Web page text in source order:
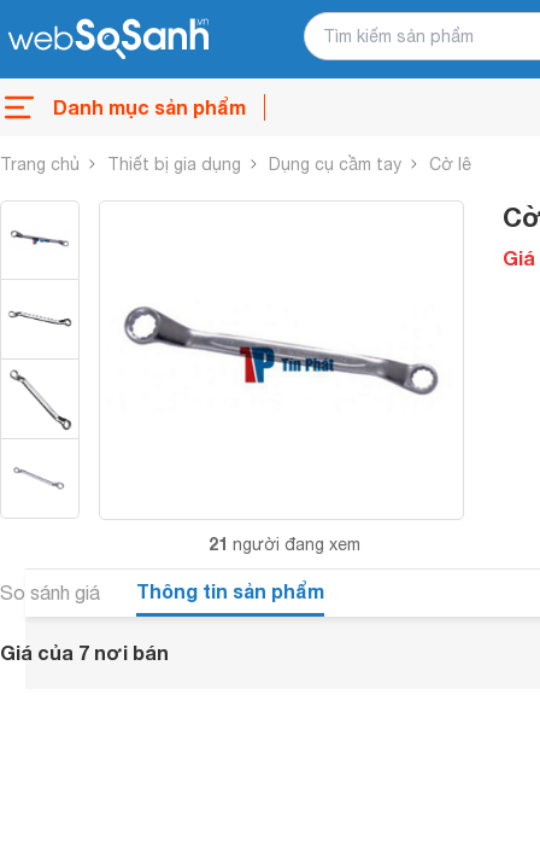
Danh mục sản phẩm
Trang chủ Thiết bị gia dụng Dụng cụ cầm tay Cờ lê
21 người đang xem
So sánh giá Thông tin sản phẩm
Giá của 7 nơi bán